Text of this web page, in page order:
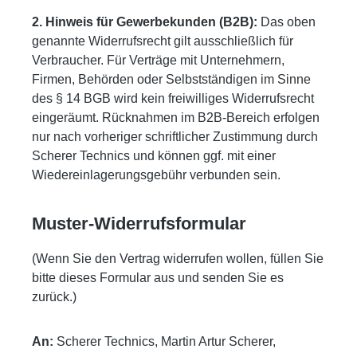
2. Hinweis für Gewerbekunden (B2B): Das oben
genannte Widerrufsrecht gilt ausschließlich für
Verbraucher. Für Verträge mit Unternehmern,
Firmen, Behörden oder Selbstständigen im Sinne
des § 14 BGB wird kein freiwilliges Widerrufsrecht
eingeräumt. Rücknahmen im B2B-Bereich erfolgen
nur nach vorheriger schriftlicher Zustimmung durch
Scherer Technics und können ggf. mit einer
Wiedereinlagerungsgebühr verbunden sein.
Muster-Widerrufsformular
(Wenn Sie den Vertrag widerrufen wollen, füllen Sie
bitte dieses Formular aus und senden Sie es
zurück.)
An: Scherer Technics, Martin Artur Scherer,